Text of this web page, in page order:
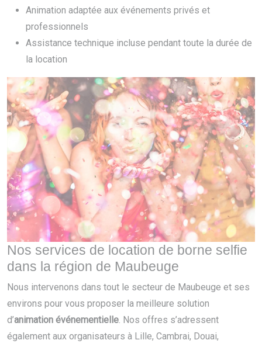
Animation adaptée aux événements privés et
professionnels
Assistance technique incluse pendant toute la durée de
la location
Nos services de location de borne selfie
dans la région de Maubeuge
Nous intervenons dans tout le secteur de Maubeuge et ses
environs pour vous proposer la meilleure solution
d’animation événementielle. Nos offres s’adressent
également aux organisateurs à Lille, Cambrai, Douai,